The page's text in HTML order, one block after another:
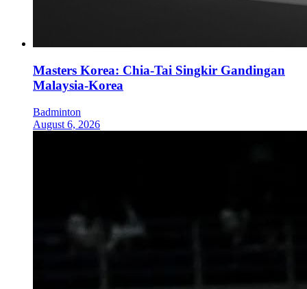
Masters Korea: Chia-Tai Singkir Gandingan
Malaysia-Korea
Badminton
August 6, 2026